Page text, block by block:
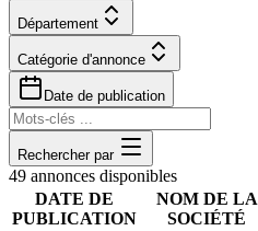
Département
Catégorie d'annonce
Date de publication
Rechercher par
49 annonces disponibles
DATE DE
PUBLICATION
NOM DE LA
SOCIÉTÉ